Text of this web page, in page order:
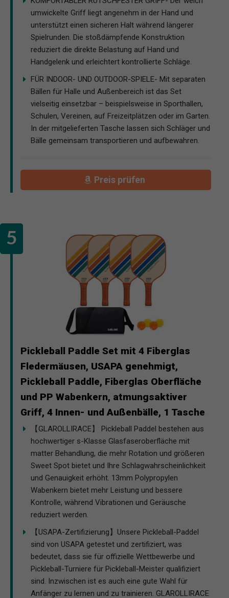
umwickelte Griff liegt angenehm in der Hand und
unterstützt einen sicheren Halt während längerer
Spielrunden. Die stoßdämpfende Konstruktion
reduziert die direkte Belastung auf Hand und
Handgelenk und erleichtert kontrollierte Schläge.
FÜR INDOOR- UND OUTDOOR-SPIELE- Mit separaten
Bällen für Halle und Außenbereich ist das Set
vielseitig einsetzbar – beispielsweise in Sporthallen,
Schulen, Vereinen, auf Freizeitplätzen oder im Garten.
In der mitgelieferten Tasche lassen sich Schläger und
Bälle gemeinsam transportieren und aufbewahren.
Preis prüfen
Pickleball Paddle Set mit 4 Fiberglas
Fledermäusen, USAPA genehmigt,
Pickleball Paddle, Fiberglas Oberfläche
und PP Wabenkern, atmungsaktiver
Griff, 4 Innen- und Außenbälle, 1 Tasche
【GLAROLLIRACE】 Pickleball Paddel bestehen aus
hochwertiger s-Klasse Glasfaseroberfläche mit
matter Behandlung, die mehr Rotation und größeren
Sweet Spot bietet und Ihre Schlagwahrscheinlichkeit
und Genauigkeit erhöht. 13mm Polypropylen
Wabenkern bietet mehr Leistung und bessere
Kontrolle, während Vibrationen und Geräusche
reduziert werden.
【USAPA-Zertifizierung】Unsere Pickleball-Paddel
sind von USAPA getestet und zertifiziert, was
bedeutet, dass sie für offizielle Wettbewerbe und
Pickleball-Turniere für Pickleball-Meister qualifiziert
sind. Inzwischen ist es auch eine gute Wahl für
Anfänger zu lernen und zu trainieren. GLAROLLIRACE